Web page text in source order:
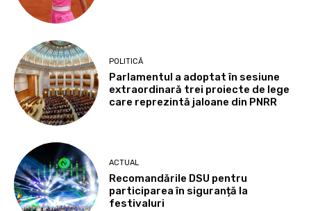
POLITICĂ
Parlamentul a adoptat în sesiune
extraordinară trei proiecte de lege
care reprezintă jaloane din PNRR
ACTUAL
Recomandările DSU pentru
participarea în siguranță la
festivaluri